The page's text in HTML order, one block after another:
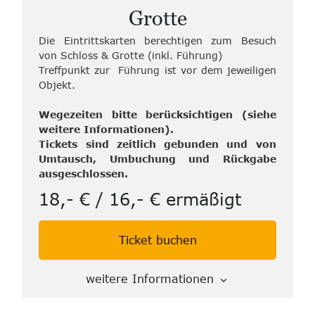
Grotte
Die Eintrittskarten berechtigen zum Besuch
von Schloss & Grotte (inkl. Führung)
Treffpunkt zur Führung ist vor dem jeweiligen
Objekt.
Wegezeiten bitte berücksichtigen (siehe
weitere Informationen).
Tickets sind zeitlich gebunden und von
Umtausch, Umbuchung und Rückgabe
ausgeschlossen.
18,- € / 16,- € ermäßigt
Ticket buchen
weitere Informationen